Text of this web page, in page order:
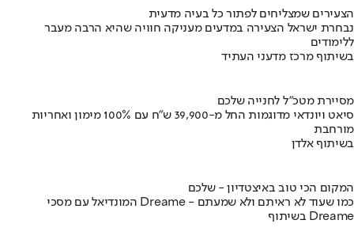
הצעירים שמצליחים לפתור כל בעיה מדעית
נבחרת ישראל הצעירה במדעים מעניקה חוויה שהיא הרבה מעבר
ללימודים
בשיתוף מרכז מדעני העתיד
מסיירת מטכ"ל לחנייה שלכם
סיאט ויונדאי מדוגמות החל מ-39,900 ש״ח עם 100% מימון ואחריות
מורחבת
בשיתוף אלדן
המקום הכי טוב באיצטדיון - שלכם
המונדיאל עם מסכי Dreame - כמו שעוד לא ראיתם ולא שמעתם
בשיתוף Dreame